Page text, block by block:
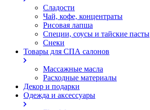
Сладости
Чай, кофе, концентраты
Рисовая лапша
Специи, соусы и тайские пасты
Снеки
Товары для СПА салонов
Массажные масла
Расходные материалы
Декор и подарки
Одежда и аксессуары